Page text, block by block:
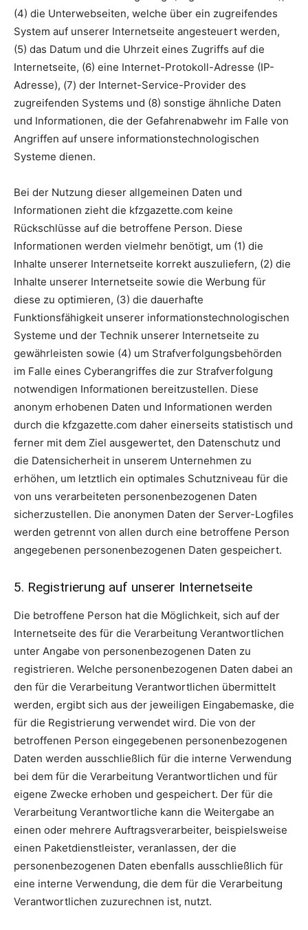
(4) die Unterwebseiten, welche über ein zugreifendes
System auf unserer Internetseite angesteuert werden,
(5) das Datum und die Uhrzeit eines Zugriffs auf die
Internetseite, (6) eine Internet-Protokoll-Adresse (IP-
Adresse), (7) der Internet-Service-Provider des
zugreifenden Systems und (8) sonstige ähnliche Daten
und Informationen, die der Gefahrenabwehr im Falle von
Angriffen auf unsere informationstechnologischen
Systeme dienen.
Bei der Nutzung dieser allgemeinen Daten und
Informationen zieht die kfzgazette.com keine
Rückschlüsse auf die betroffene Person. Diese
Informationen werden vielmehr benötigt, um (1) die
Inhalte unserer Internetseite korrekt auszuliefern, (2) die
Inhalte unserer Internetseite sowie die Werbung für
diese zu optimieren, (3) die dauerhafte
Funktionsfähigkeit unserer informationstechnologischen
Systeme und der Technik unserer Internetseite zu
gewährleisten sowie (4) um Strafverfolgungsbehörden
im Falle eines Cyberangriffes die zur Strafverfolgung
notwendigen Informationen bereitzustellen. Diese
anonym erhobenen Daten und Informationen werden
durch die kfzgazette.com daher einerseits statistisch und
ferner mit dem Ziel ausgewertet, den Datenschutz und
die Datensicherheit in unserem Unternehmen zu
erhöhen, um letztlich ein optimales Schutzniveau für die
von uns verarbeiteten personenbezogenen Daten
sicherzustellen. Die anonymen Daten der Server-Logfiles
werden getrennt von allen durch eine betroffene Person
angegebenen personenbezogenen Daten gespeichert.
5. Registrierung auf unserer Internetseite
Die betroffene Person hat die Möglichkeit, sich auf der
Internetseite des für die Verarbeitung Verantwortlichen
unter Angabe von personenbezogenen Daten zu
registrieren. Welche personenbezogenen Daten dabei an
den für die Verarbeitung Verantwortlichen übermittelt
werden, ergibt sich aus der jeweiligen Eingabemaske, die
für die Registrierung verwendet wird. Die von der
betroffenen Person eingegebenen personenbezogenen
Daten werden ausschließlich für die interne Verwendung
bei dem für die Verarbeitung Verantwortlichen und für
eigene Zwecke erhoben und gespeichert. Der für die
Verarbeitung Verantwortliche kann die Weitergabe an
einen oder mehrere Auftragsverarbeiter, beispielsweise
einen Paketdienstleister, veranlassen, der die
personenbezogenen Daten ebenfalls ausschließlich für
eine interne Verwendung, die dem für die Verarbeitung
Verantwortlichen zuzurechnen ist, nutzt.